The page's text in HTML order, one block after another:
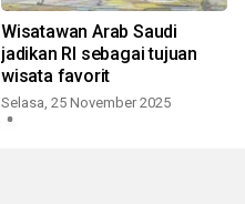
Wisatawan Arab Saudi
jadikan RI sebagai tujuan
wisata favorit
Selasa, 25 November 2025